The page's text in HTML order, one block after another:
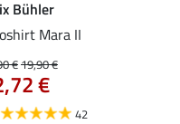
Bühler
Mara II
€19,90 €
€
42